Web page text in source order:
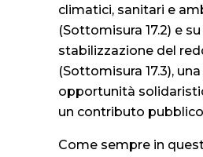
climatici, sanitari e
(Sottomisura 17.2) e
stabilizzazione del
(Sottomisura 17.3),
opportunità
un contributo
Come sempre in